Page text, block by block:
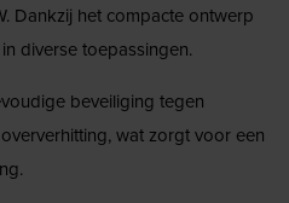
Dankzij het compacte ontwerp
diverse toepassingen.
beveiliging tegen
wat zorgt voor een